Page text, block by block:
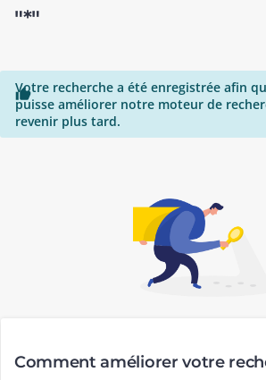
"*"

Votre recherche a été enregistrée afin
puisse améliorer notre moteur de
revenir plus tard.
Comment améliorer votre